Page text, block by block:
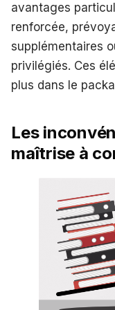
avantages
renforcée,
supplémentaires
privilégiés. Ces
plus dans le
Les
maîtrise à